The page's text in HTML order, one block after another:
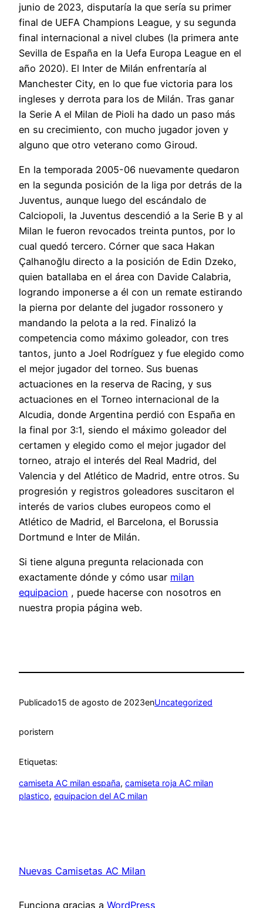
junio de 2023, disputaría la que sería su primer
final de UEFA Champions League, y su segunda
final internacional a nivel clubes (la primera ante
Sevilla de España en la Uefa Europa League en el
año 2020). El Inter de Milán enfrentaría al
Manchester City, en lo que fue victoria para los
ingleses y derrota para los de Milán. Tras ganar
la Serie A el Milan de Pioli ha dado un paso más
en su crecimiento, con mucho jugador joven y
alguno que otro veterano como Giroud.
En la temporada 2005-06 nuevamente quedaron
en la segunda posición de la liga por detrás de la
Juventus, aunque luego del escándalo de
Calciopoli, la Juventus descendió a la Serie B y al
Milan le fueron revocados treinta puntos, por lo
cual quedó tercero. Córner que saca Hakan
Çalhanoğlu directo a la posición de Edin Dzeko,
quien batallaba en el área con Davide Calabria,
logrando imponerse a él con un remate estirando
la pierna por delante del jugador rossonero y
mandando la pelota a la red. Finalizó la
competencia como máximo goleador, con tres
tantos, junto a Joel Rodríguez y fue elegido como
el mejor jugador del torneo. Sus buenas
actuaciones en la reserva de Racing, y sus
actuaciones en el Torneo internacional de la
Alcudia, donde Argentina perdió con España en
la final por 3:1, siendo el máximo goleador del
certamen y elegido como el mejor jugador del
torneo, atrajo el interés del Real Madrid, del
Valencia y del Atlético de Madrid, entre otros. Su
progresión y registros goleadores suscitaron el
interés de varios clubes europeos como el
Atlético de Madrid, el Barcelona, el Borussia
Dortmund e Inter de Milán.
Si tiene alguna pregunta relacionada con
exactamente dónde y cómo usar milan
equipacion , puede hacerse con nosotros en
nuestra propia página web.
Publicado15 de agosto de 2023enUncategorized
poristern
Etiquetas:
camiseta AC milan españa, camiseta roja AC milan
plastico, equipacion del AC milan
Nuevas Camisetas AC Milan
Funciona gracias a WordPress